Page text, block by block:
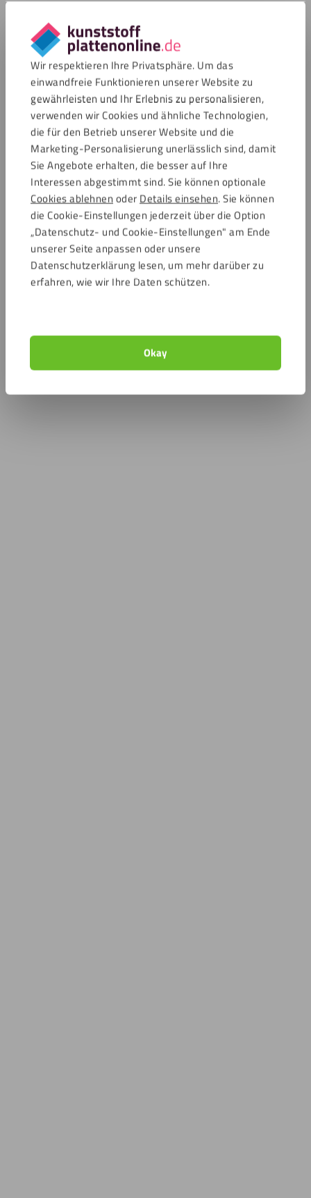
Wir respektieren Ihre Privatsphäre. Um das
einwandfreie Funktionieren unserer Website zu
gewährleisten und Ihr Erlebnis zu personalisieren,
verwenden wir Cookies und ähnliche Technologien,
die für den Betrieb unserer Website und die
Marketing-Personalisierung unerlässlich sind, damit
Sie Angebote erhalten, die besser auf Ihre
Interessen abgestimmt sind. Sie können optionale
Cookies ablehnen oder Details einsehen. Sie können
die Cookie-Einstellungen jederzeit über die Option
„Datenschutz- und Cookie-Einstellungen" am Ende
unserer Seite anpassen oder unsere
Datenschutzerklärung lesen, um mehr darüber zu
erfahren, wie wir Ihre Daten schützen.
Okay